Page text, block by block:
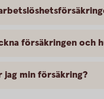
försäkringen och
jag min försäkring?